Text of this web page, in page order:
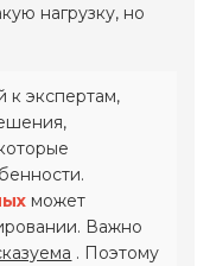
​​нагрузку, но
к экспертам,
может
Важно
. Поэтому